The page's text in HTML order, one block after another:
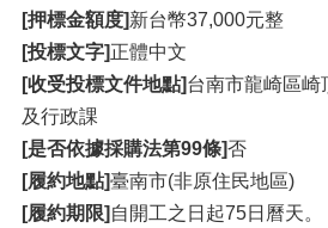
[押標金額度]新台幣37,000元整
[投標文字]正體中文
[收受投標文件地點]台南市龍崎區崎
及行政課
[是否依據採購法第99條]否
[履約地點]臺南市(非原住民地區)
[履約期限] 自開工之日起75日曆天。